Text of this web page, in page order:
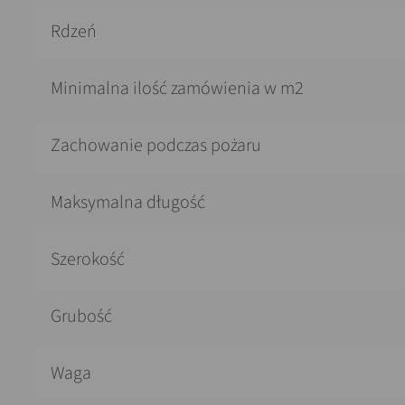
Rdzeń
Minimalna ilość zamówienia w m2
Zachowanie podczas pożaru
Maksymalna długość
Szerokość
Grubość
Waga